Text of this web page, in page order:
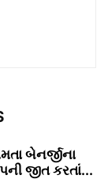
બેનર્જીના
જીત કરતાં...